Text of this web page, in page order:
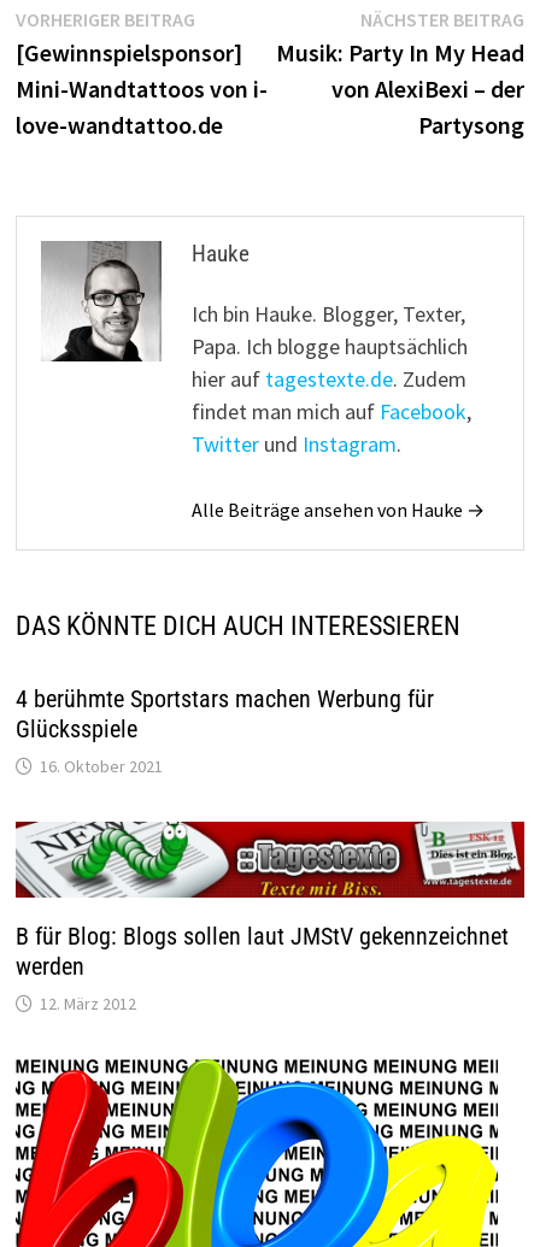
Beitragsnavigation
VORHERIGER BEITRAGVorheriger
Beitrag:
[Gewinnspielsponsor]
Mini-Wandtattoos von i-
love-wandtattoo.de
NÄCHSTER BEITRAG
Musik: Party In My Head
von AlexiBexi – der
Partysong
Hauke
Ich bin Hauke. Blogger, Texter,
Papa. Ich blogge hauptsächlich
hier auf tagestexte.de. Zudem
findet man mich auf Facebook,
Twitterund Instagram.
Alle Beiträge ansehen von Hauke →
DAS KÖNNTE DICH AUCH INTERESSIEREN
4 berühmte Sportstars machen Werbung für
Glücksspiele
16. Oktober 2021
B für Blog: Blogs sollen laut JMStV gekennzeichnet
werden
12. März 2012